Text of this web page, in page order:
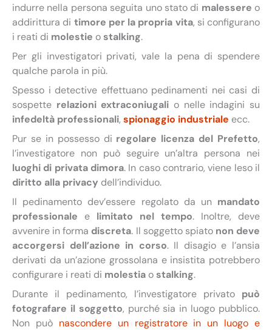
indurre nella persona seguita uno stato di malessere o
addirittura di timore per la propria vita, si configurano
i reati di molestie o stalking.
Per gli investigatori privati, vale la pena di spendere
qualche parola in più.
Spesso i detective effettuano pedinamenti nei casi di
sospette relazioni extraconiugali o nelle indagini su
infedeltà professionali, spionaggio industriale ecc.
Pur se in possesso di regolare licenza del Prefetto,
l’investigatore non può seguire un’altra persona nei
luoghi di privata dimora. In caso contrario, viene leso il
diritto alla privacy dell’individuo.
Il pedinamento dev’essere regolato da un mandato
professionale e limitato nel tempo. Inoltre, deve
avvenire in forma discreta. Il soggetto spiato non deve
accorgersi dell’azione in corso. Il disagio e l’ansia
derivati da un’azione grossolana e insistita potrebbero
configurare i reati di molestia o stalking.
Durante il pedinamento, l’investigatore privato può
fotografare il soggetto, purché sia in luogo pubblico.
Non può nascondere un registratore in un luogo e